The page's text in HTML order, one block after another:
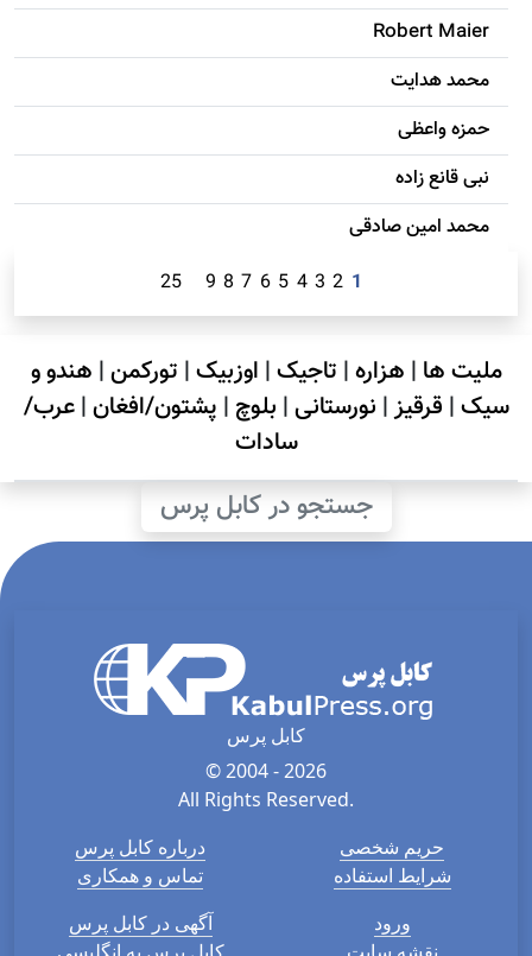
Robert Maier
محمد هدایت
حمزه واعظی
نبی قانع زاده
محمد امين صادقی
1
2
3
4
5
6
7
8
9
25
ملیت ها | هزاره| تاجیک| اوزبیک| تورکمن| هندو و
سیک| قرقیز| نورستانی| بلوچ | پشتون/افغان|عرب/
سادات
جستجو در کابل پرس
کابل پرس
© 2004 - 2026
All Rights Reserved.
درباره کابل پرس
تماس و همکاری
حریم شخصی
شرایط استفاده
آگهی در کابل پرس
ورود